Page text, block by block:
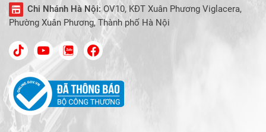
Chi Nhánh Hà Nội:OV10, KĐT Xuân Phương Viglacera,
Phường Xuân Phương, Thành phố Hà Nội